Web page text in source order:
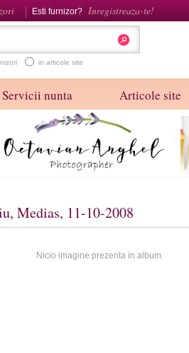
Esti furnizor? Inregistreaza-te!
in articole site
Servicii nunta Articole site
Medias, 11-10-2008
Nicio imagine prezenta in album.